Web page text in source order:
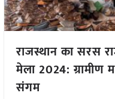
राजस्थान का सरस
मेला 2024: ग्रामीण
संगम